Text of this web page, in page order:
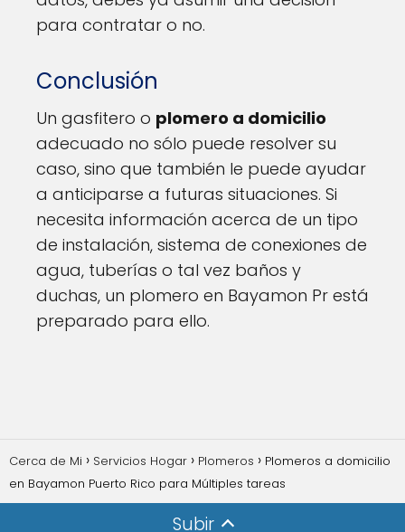
para contratar o no.
Conclusión
Un gasfitero o plomero a domicilio
adecuado no sólo puede resolver su
caso, sino que también le puede ayudar
a anticiparse a futuras situaciones. Si
necesita información acerca de un tipo
de instalación, sistema de conexiones de
agua, tuberías o tal vez baños y
duchas, un plomero en Bayamon Pr está
preparado para ello.
Cerca de Mi Servicios Hogar Plomeros
Plomeros a domicilio
en Bayamon Puerto Rico para Múltiples tareas
Subir